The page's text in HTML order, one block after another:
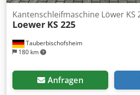
Tauberbischofsheim
180 km
Kantenschleifmaschine Löwer KS
Loewer KS 225
Anfragen